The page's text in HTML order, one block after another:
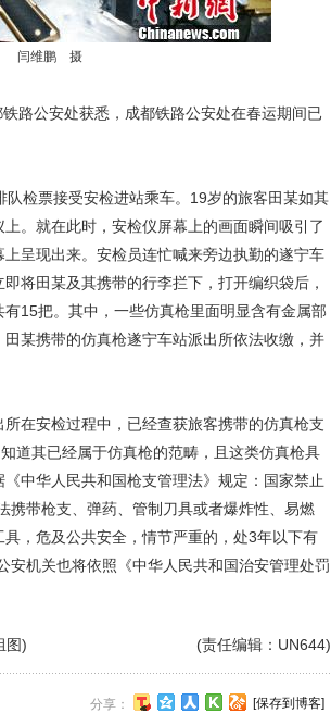
闫维鹏 摄
公安处获悉，成都铁路公安处在春运期间已
检票接受安检进站乘车。19岁的旅客田某如其
。就在此时，安检仪屏幕上的画面瞬间吸引了
呈现出来。安检员连忙喊来旁边执勤的遂宁车
将田某及其携带的行李拦下，打开编织袋后，
15把。其中，一些仿真枪里面明显含有金属部
某携带的仿真枪遂宁车站派出所依法收缴，并
安检过程中，已经查获旅客携带的仿真枪支
道其已经属于仿真枪的范畴，且这类仿真枪具
中华人民共和国枪支管理法》规定：国家禁止
携带枪支、弹药、管制刀具或者爆炸性、易燃
，危及公共安全，情节严重的，处3年以下有
安机关也将依照《中华人民共和国治安管理处罚
(责任编辑：UN644)
图)
分享： [保存到博客]